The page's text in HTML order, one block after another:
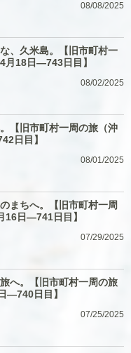
08/08/2025
、久米島。【旧市町村一
月18日―743日目】
08/02/2025
【旧市町村一周の旅（沖
日目】
08/01/2025
まちへ。【旧市町村一周
16日―741日目】
07/29/2025
へ。【旧市町村一周の旅
―740日目】
07/25/2025